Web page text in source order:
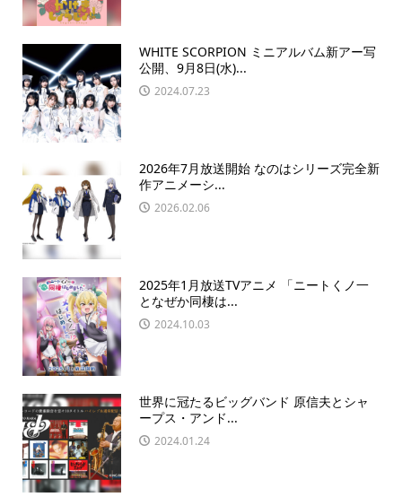
WHITE SCORPION ミニアルバム新アー写
公開、9月8日(水)...
2024.07.23
2026年7月放送開始 なのはシリーズ完全新
作アニメーシ...
2026.02.06
2025年1月放送TVアニメ 「ニートくノ一
となぜか同棲は...
2024.10.03
世界に冠たるビッグバンド 原信夫とシャ
ープス・アンド...
2024.01.24